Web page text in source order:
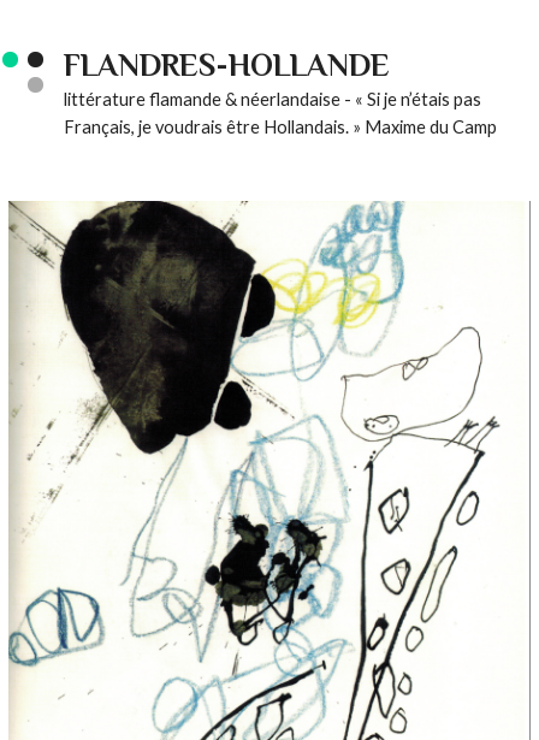
FLANDRES-HOLLANDE
littérature flamande & néerlandaise - « Si je n’étais pas
Français, je voudrais être Hollandais. » Maxime du Camp